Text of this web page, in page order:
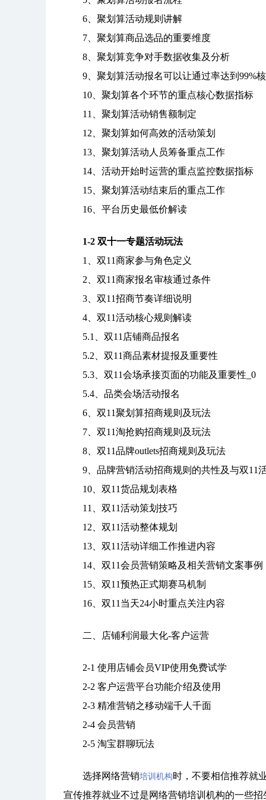
6、聚划算活动规则讲解
7、聚划算商品选品的重要维度
8、聚划算竞争对手数据收集及分析
9、聚划算活动报名可以让通过率达到99%
10、聚划算各个环节的重点核心数据指标
11、聚划算活动销售额制定
12、聚划算如何高效的活动策划
13、聚划算活动人员筹备重点工作
14、活动开始时运营的重点监控数据指标
15、聚划算活动结束后的重点工作
16、平台历史最低价解读
1-2 双十一专题活动玩法
1、双11商家参与角色定义
2、双11商家报名审核通过条件
3、双11招商节奏详细说明
4、双11活动核心规则解读
5.1、双11店铺商品报名
5.2、双11商品素材提报及重要性
5.3、双11会场承接页面的功能及重要性_0
5.4、品类会场活动报名
6、双11聚划算招商规则及玩法
7、双11淘抢购招商规则及玩法
8、双11品牌outlets招商规则及玩法
9、品牌营销活动招商规则的共性及与双11
10、双11货品规划表格
11、双11活动策划技巧
12、双11活动整体规划
13、双11活动详细工作推进内容
14、双11会员营销策略及相关营销文案事例
15、双11预热正式期赛马机制
16、双11当天24小时重点关注内容
二、店铺利润最大化-客户运营
2-1 使用店铺会员VIP使用免费试学
2-2 客户运营平台功能介绍及使用
2-3 精准营销之移动端千人千面
2-4 会员营销
2-5 淘宝群聊玩法
选择网络营销培训机构时，不要相信推荐就
宣传推荐就业不过是网络营销培训机构的一些